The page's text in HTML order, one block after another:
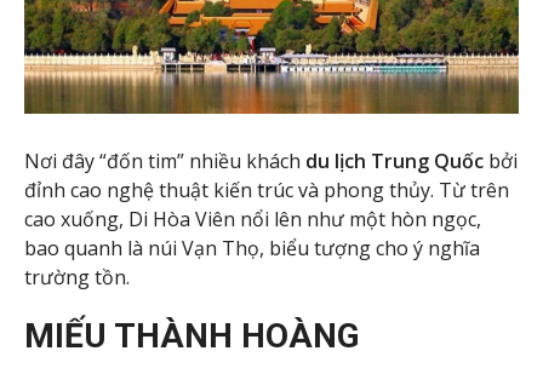
Nơi đây “đốn tim” nhiều khách du lịch Trung Quốc bởi
đỉnh cao nghệ thuật kiến trúc và phong thủy. Từ trên
cao xuống, Di Hòa Viên nổi lên như một hòn ngọc,
bao quanh là núi Vạn Thọ, biểu tượng cho ý nghĩa
trường tồn.
MIẾU THÀNH HOÀNG